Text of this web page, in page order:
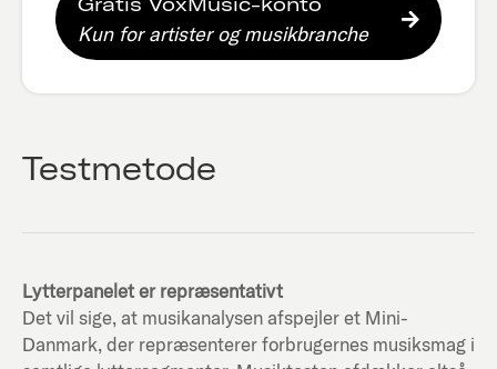
Kun for artister og musikbranche
Testmetode
Lytterpanelet er repræsentativt
Det vil sige, at musikanalysen afspejler et Mini-
Danmark, der repræsenterer forbrugernes musiksmag i